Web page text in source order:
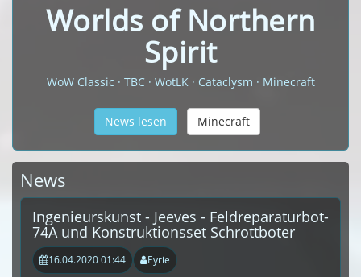
Worlds of Northern
Spirit
WoW Classic · TBC · WotLK · Cataclysm · Minecraft
News lesen Minecraft
News
Ingenieurskunst - Jeeves - Feldreparaturbot-
74A und Konstruktionsset Schrottboter
16.04.2020 01:44 Eyrie